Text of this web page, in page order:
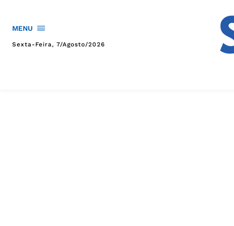
MENU
Sexta-Feira, 7/agosto/2026